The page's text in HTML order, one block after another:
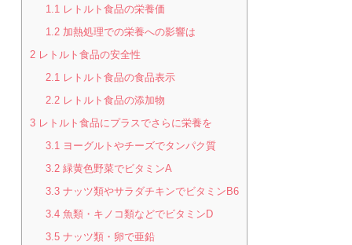
1.1 レトルト食品の栄養価
1.2 加熱処理での栄養への影響は
2 レトルト食品の安全性
2.1 レトルト食品の食品表示
2.2 レトルト食品の添加物
3 レトルト食品にプラスでさらに栄養を
3.1 ヨーグルトやチーズでタンパク質
3.2 緑黄色野菜でビタミンA
3.3 ナッツ類やサラダチキンでビタミンB6
3.4 魚類・キノコ類などでビタミンD
3.5 ナッツ類・卵で亜鉛